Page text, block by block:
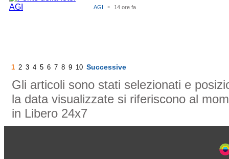
AGI - 14 ore fa
1 2 3 4 5 6 7 8 9 10 Successive
Gli articoli sono stati selezionati e
la data visualizzate si riferiscono al
in Libero 24x7